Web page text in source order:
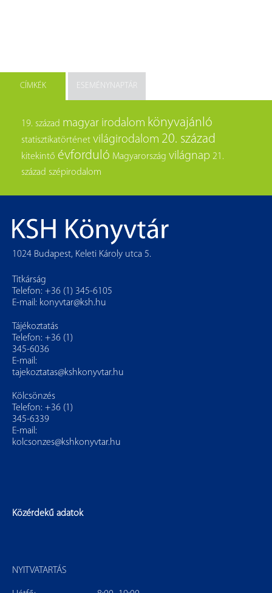
CÍMKÉK ESEMÉNYNAPTÁR
19. század magyar irodalom könyvajánló
statisztikatörténet világirodalom 20. század
kitekintő évforduló Magyarország világnap 21.
század szépirodalom
1024 Budapest, Keleti Károly utca 5.
Titkárság
Telefon: +36 (1) 345-6105
E-mail: konyvtar@ksh.hu
Tájékoztatás
Telefon: +36 (1)
345-6036
E-mail:
tajekoztatas@kshkonyvtar.hu
Kölcsönzés
Telefon: +36 (1)
345-6339
E-mail:
kolcsonzes@kshkonyvtar.hu
Közérdekű adatok
NYITVATARTÁS